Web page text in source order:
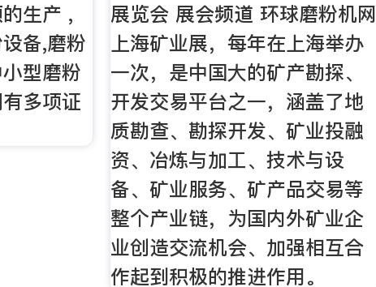
生产 ,
备,磨粉
型磨粉
多项证
展览会 展会频道 环球磨粉机网
上海矿业展，每年在上海举办
一次，是中国大的矿产勘探、
开发交易平台之一，涵盖了地
质勘查、勘探开发、矿业投融
资、冶炼与加工、技术与设
备、矿业服务、矿产品交易等
整个产业链，为国内外矿业企
业创造交流机会、加强相互合
作起到积极的推进作用。